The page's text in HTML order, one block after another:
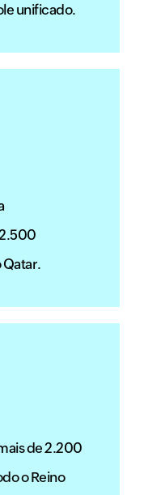
unificado.
Qatar.
de 2.200
o Reino